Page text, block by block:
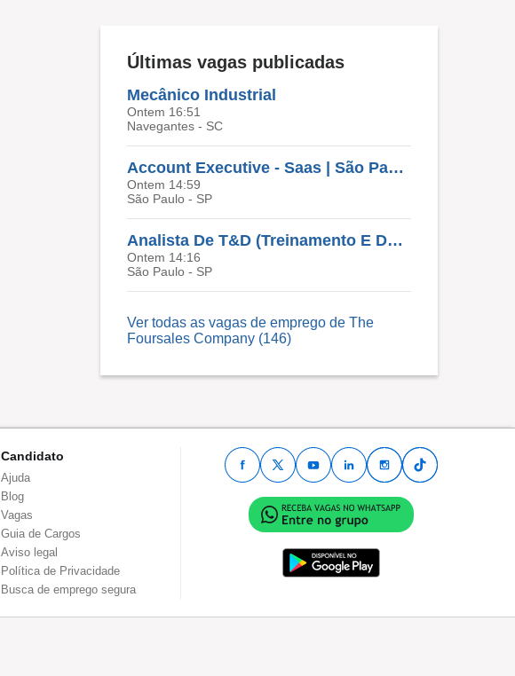
Últimas vagas publicadas
Mecânico Industrial
Ontem 16:51
Navegantes - SC
Account Executive - Saas | São Paulo/SP
Ontem 14:59
São Paulo - SP
Analista De T&D (Treinamento E Desenvolvimento) | São Paulo - SP
Ontem 14:16
São Paulo - SP
Ver todas as vagas de emprego de The
Foursales Company (146)
Candidato
Ajuda
Blog
Vagas
Guia de Cargos
Aviso legal
Política de Privacidade
Busca de emprego segura